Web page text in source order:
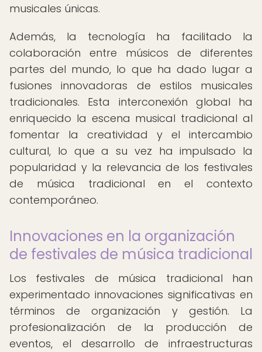
musicales únicas.
Además, la tecnología ha facilitado la
colaboración entre músicos de diferentes
partes del mundo, lo que ha dado lugar a
fusiones innovadoras de estilos musicales
tradicionales. Esta interconexión global ha
enriquecido la escena musical tradicional al
fomentar la creatividad y el intercambio
cultural, lo que a su vez ha impulsado la
popularidad y la relevancia de los festivales
de música tradicional en el contexto
contemporáneo.
Innovaciones en la organización
de festivales de música tradicional
Los festivales de música tradicional han
experimentado innovaciones significativas en
términos de organización y gestión. La
profesionalización de la producción de
eventos, el desarrollo de infraestructuras